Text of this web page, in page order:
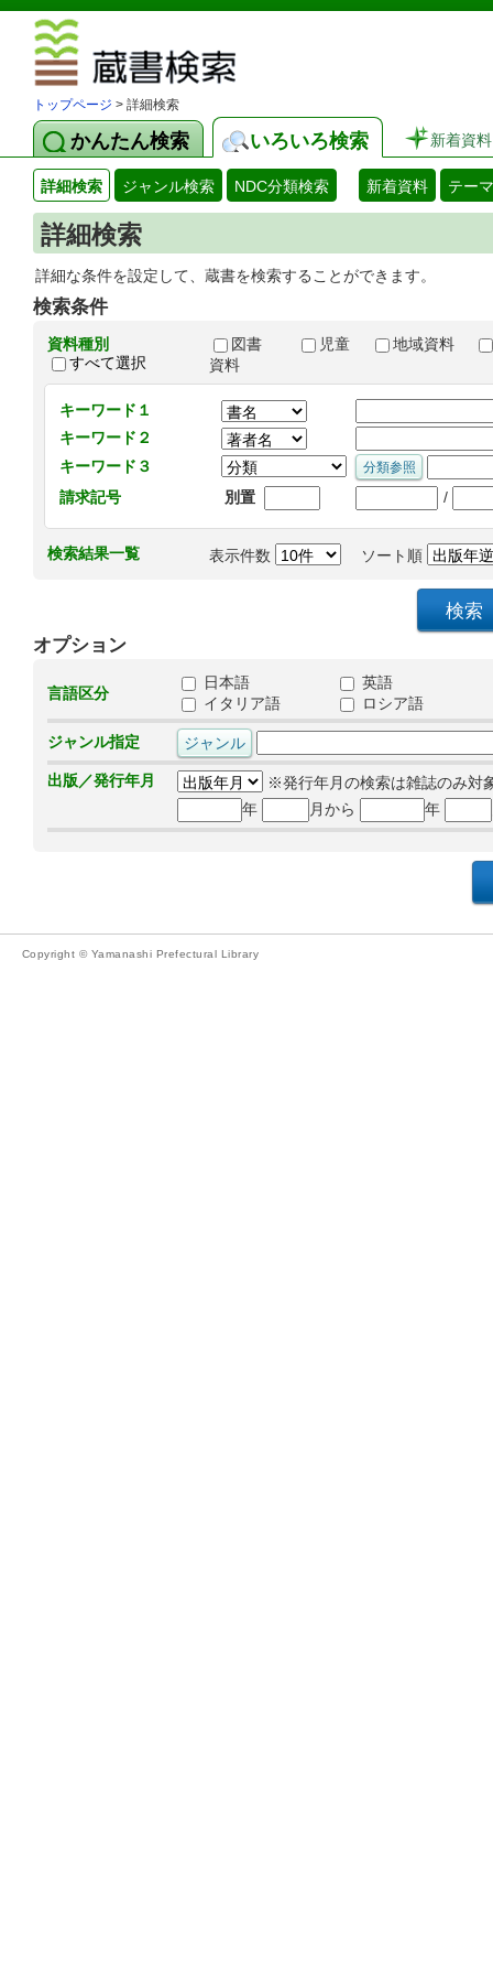
トップページ > 詳細検索
かんたん検索 いろいろ検索 新着資料
詳細検索 ジャンル検索 NDC分類検索 新着資料 テー
詳細検索
詳細な条件を設定して、蔵書を検索することができます。
検索条件
資料種別
すべて選択
図書 児童
地域資料
資料
キーワード１
キーワード２
キーワード３
請求記号
別置 /
検索結果一覧 表示件数 ソート順
オプション
言語区分
日本語
英語
イタリア語
ロシア語
ジャンル指定
出版／発行年月
※発行年月の検索は雑誌のみ対
年
月から 年
Copyright © Yamanashi Prefectural Library